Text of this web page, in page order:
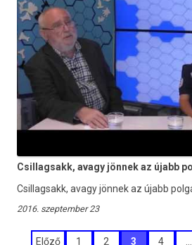
Csillagsakk, avagy jönnek az újabb
Csillagsakk, avagy jönnek az újabb
2016. szeptember 23
Előző 1 2 3 4